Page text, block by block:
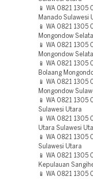
📱 WA 0821 1305
Manado Sulawesi
📱 WA 0821
Mongondow
📱 WA 0821 1305
Mongondow
📱 WA 0821
Bolaang
📱 WA 0821 1305
Mongondow
📱 WA 0821 1305
Sulawesi Utara
📱 WA 0821
Utara Sulawesi
📱 WA 0821 1305
Sulawesi Utara
📱 WA 0821 1305
Kepulauan
📱 WA 0821